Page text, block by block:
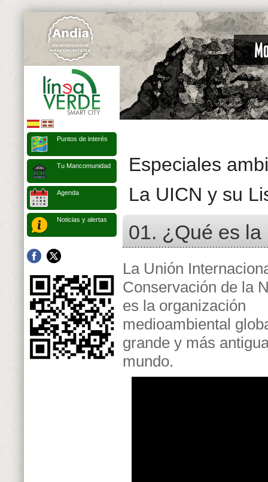
Puntos de interés
Tu Mancomunidad
Agenda
Noticias y alertas
Especiales
La UICN y su
01. ¿Qué es la
La Unión
Conservación de la
es la organización
medioambiental
grande y más
mundo.